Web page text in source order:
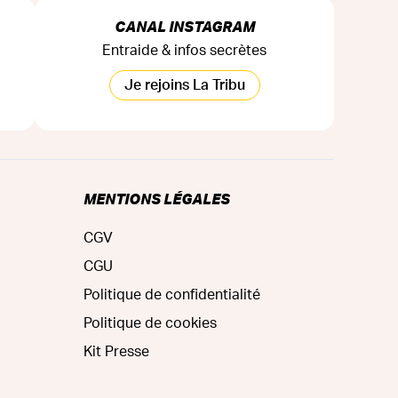
CANAL INSTAGRAM
Entraide & infos secrètes
Je rejoins La Tribu
MENTIONS LÉGALES
CGV
CGU
Politique de confidentialité
Politique de cookies
Kit Presse